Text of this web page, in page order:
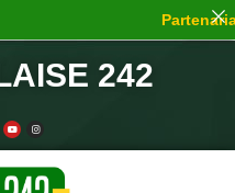
242